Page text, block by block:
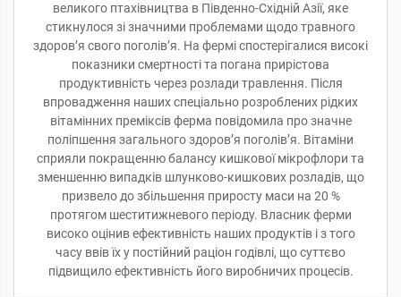
великого птахівництва в Південно-Східній Азії, яке
стикнулося зі значними проблемами щодо травного
здоров’я свого поголів’я. На фермі спостерігалися високі
показники смертності та погана прирістова
продуктивність через розлади травлення. Після
впровадження наших спеціально розроблених рідких
вітамінних преміксів ферма повідомила про значне
поліпшення загального здоров’я поголів’я. Вітаміни
сприяли покращенню балансу кишкової мікрофлори та
зменшенню випадків шлунково-кишкових розладів, що
призвело до збільшення приросту маси на 20 %
протягом шеститижневого періоду. Власник ферми
високо оцінив ефективність наших продуктів і з того
часу ввів їх у постійний раціон годівлі, що суттєво
підвищило ефективність його виробничих процесів.